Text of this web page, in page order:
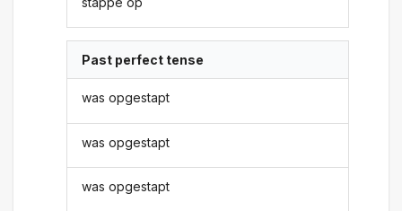
Past perfect tense
was opgestapt
was opgestapt
was opgestapt